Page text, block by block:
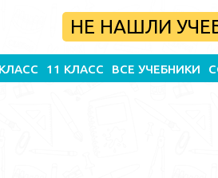
НЕ НАШЛИ
11 КЛАСС ВСЕ УЧЕБНИКИ